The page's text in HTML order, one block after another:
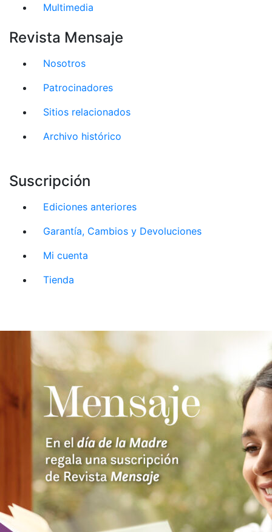
Multimedia
Revista Mensaje
Nosotros
Patrocinadores
Sitios relacionados
Archivo histórico
Suscripción
Ediciones anteriores
Garantía, Cambios y Devoluciones
Mi cuenta
Tienda